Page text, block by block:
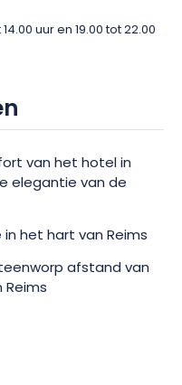
uur en 19.00 tot 22.00
van het hotel in
elegantie van de
het hart van Reims
afstand van